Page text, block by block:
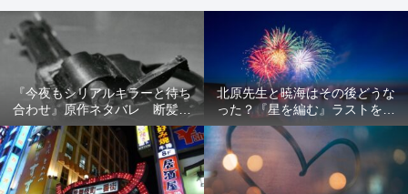
『今夜もシリアルキラーと待ち
合わせ』原作ネタバレ 断髪オ
ブジェ殺人事件 犯人の正体や
結末を解説
北原先生と暁海はその後どうな
った？『星を編む』ラストをネ
タバレ解説